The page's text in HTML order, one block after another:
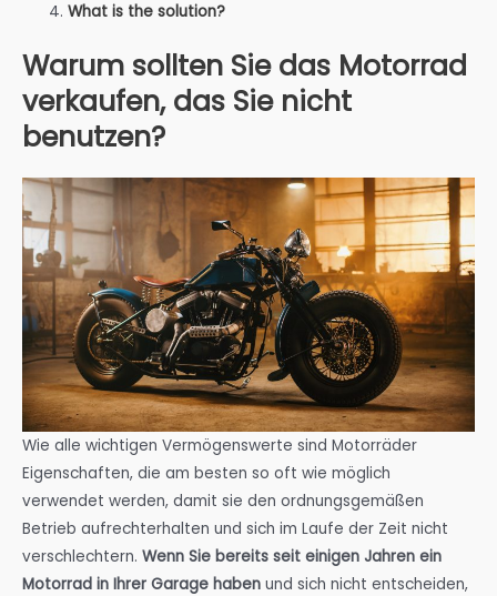
What is the solution?
Warum sollten Sie das Motorrad
verkaufen, das Sie nicht
benutzen?
Wie alle wichtigen Vermögenswerte sind Motorräder
Eigenschaften, die am besten so oft wie möglich
verwendet werden, damit sie den ordnungsgemäßen
Betrieb aufrechterhalten und sich im Laufe der Zeit nicht
verschlechtern. Wenn Sie bereits seit einigen Jahren ein
Motorrad in Ihrer Garage haben und sich nicht entscheiden,